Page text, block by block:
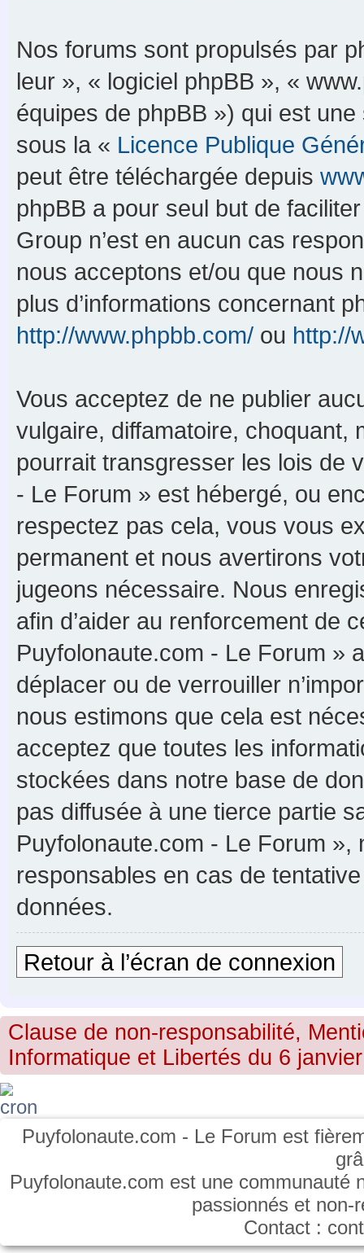
Nos forums sont propulsés par
leur », « logiciel phpBB », «
équipes de phpBB ») qui est
sous la « Licence Publique
peut être téléchargée depuis
phpBB a pour seul but de
Group n’est en aucun cas
nous acceptons et/ou que nous
plus d’informations concernant
http://www.phpbb.com/ ou http://
Vous acceptez de ne publier
vulgaire, diffamatoire, choquant,
pourrait transgresser les lois de
- Le Forum » est hébergé, ou
respectez pas cela, vous vous
permanent et nous avertirons
jugeons nécessaire. Nous
afin d’aider au renforcement de
Puyfolonaute.com - Le Forum »
déplacer ou de verrouiller
nous estimons que cela est
acceptez que toutes les
stockées dans notre base de
pas diffusée à une tierce partie
Puyfolonaute.com - Le Forum
responsables en cas de
données.
Retour à l’écran de connexion
Clause de non-responsabilité,
Informatique et Libertés du 6
Puyfolonaute.com - Le Forum est
Puyfolonaute.com est une communauté
passionnés et
Contact :